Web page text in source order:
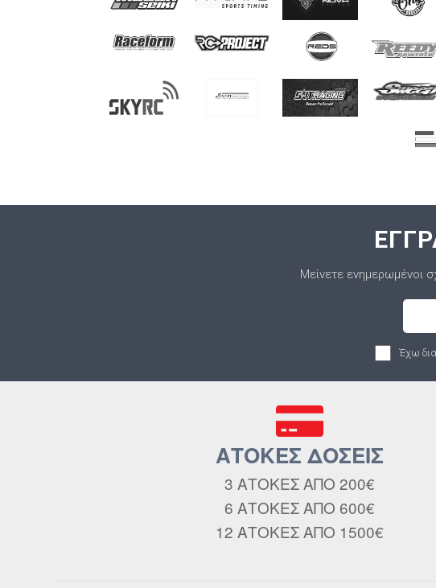
Μείνετε ενημερωμένοι
Έχω
ΑΤΟΚΕΣ ΔΟΣΕΙΣ
3 ΑΤΟΚΕΣ ΑΠΟ 200€
6 ΑΤΟΚΕΣ ΑΠΟ 600€
12 ΑΤΟΚΕΣ ΑΠΟ 1500€